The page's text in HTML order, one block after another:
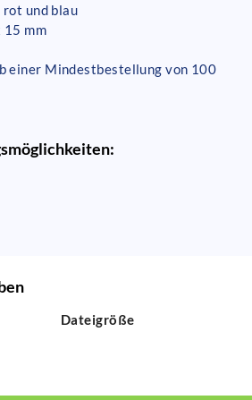
und blau
15 mm
einer Mindestbestellung von 100
Dateigröße